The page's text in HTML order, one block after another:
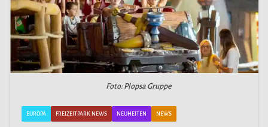
Foto: Plopsa Gruppe
EUROPA FREIZEITPARK NEWS NEUHEITEN NEWS